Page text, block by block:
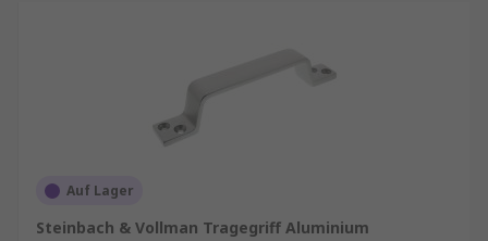
Auf Lager
Steinbach & Vollman Tragegriff Aluminium